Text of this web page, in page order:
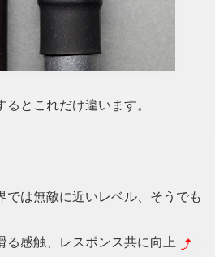
とこれだけ違います。
では無敵に近いレベル、そうでも
る感触、レスポンス共に向上